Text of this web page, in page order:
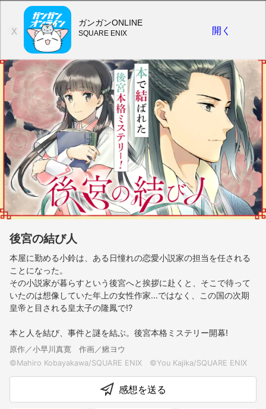
後宮の結び人
本屋に勤める小鈴は、ある日憧れの恋愛小説家の担当を任される
ことになった。
その小説家が暮らすという後宮へと挨拶に赴くと、そこで待って
いたのは想像していた年上の女性作家…ではなく、この国の次期
皇帝と目される皇太子の隆鳳で!?
本と人を結び、事件と謎を結ぶ。後宮本格ミステリー開幕!
原作／小早川真寛 作画／鰍ヨウ
感想を送る
X
ガンガンONLINE
SQUARE ENIX 開く